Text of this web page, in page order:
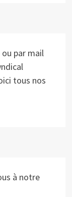
par mail
tous nos
à notre